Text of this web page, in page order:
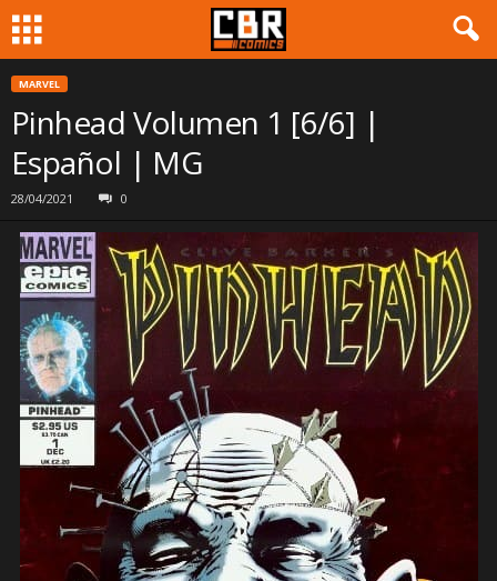
MARVEL
Pinhead Volumen 1 [6/6] |
Español | MG
28/04/2021 0